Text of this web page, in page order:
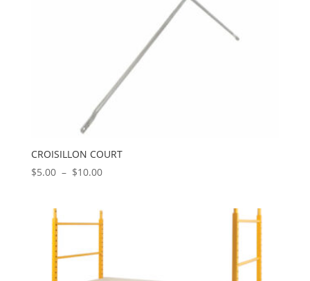
CROISILLON COURT
$5.00 – $10.00Plage
$5.00
à
$10.00